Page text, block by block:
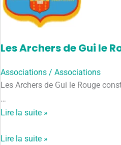
Les Archers de Gui le
Associations / Associations
Les Archers de Gui le Rouge
…
Les
de
Lire la suite »
Les
Lire la suite »